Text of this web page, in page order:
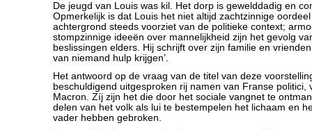
De jeugd van Louis was kil. Het dorp is gewelddadig en
Opmerkelijk is dat Louis het niet altijd zachtzinnige
achtergrond steeds voorziet van de politieke context;
stompzinnige ideeën over mannelijkheid zijn het gevolg
beslissingen elders. Hij schrijft over zijn familie en
van niemand hulp krijgen’.
Het antwoord op de vraag van de titel van deze
beschuldigend uitgesproken rij namen van Franse politici,
Macron. Zíj zijn het die door het sociale vangnet te
delen van het volk als lui te bestempelen het lichaam en
vader hebben gebroken.